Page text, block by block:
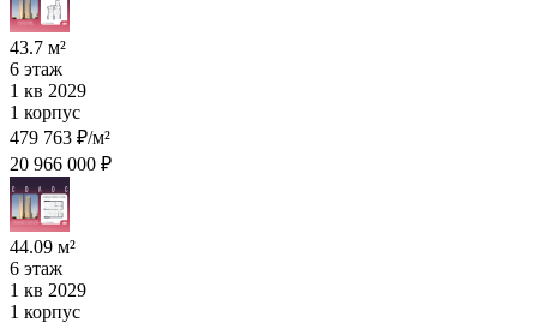
43.7 м²
6 этаж
1 кв 2029
1 корпус
479 763 ₽/м²
20 966 000 ₽
44.09 м²
6 этаж
1 кв 2029
1 корпус